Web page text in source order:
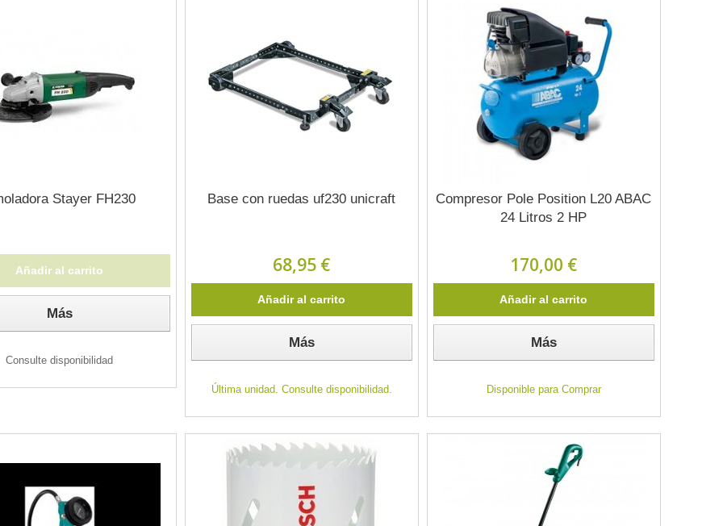
Stayer FH230
Añadir al carrito
Más
Consulte disponibilidad
Base con ruedas uf230 unicraft
68,95 €
Añadir al carrito
Más
Última unidad. Consulte disponibilidad.
Compresor Pole Position L20 ABAC
24 Litros 2 HP
170,00 €
Añadir al carrito
Más
Disponible para Comprar